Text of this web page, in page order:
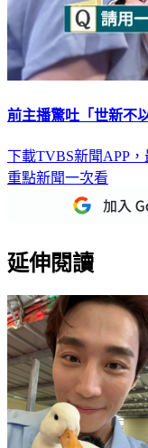
前主播驚吐「世新不
下載TVBS新聞APP
重點新聞一次看
延伸閱讀